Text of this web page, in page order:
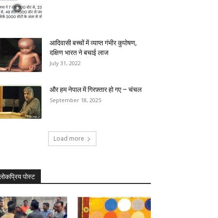
आदिवासी बच्चों में व्याप्त गंभीर कुपोषण,
दक्षिण भारत ने बचाई लाज
July 31, 2022
और हम नेपाल में गिरफ़्तार हो गए – चंचल
September 18, 2025
Load more
पोस्ट